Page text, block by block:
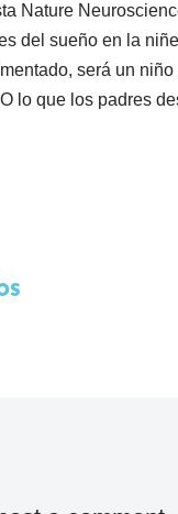
Nature
del sueño en la
será un
lo que los padres